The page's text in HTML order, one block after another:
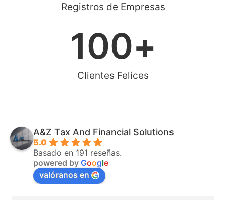
Registros de Empresas
Clientes Felices
100+
A&Z Tax And Financial Solutions
5.0
Basado en 191 reseñas.
powered by Google
valóranos en